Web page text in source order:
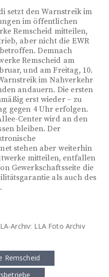
setzt den Warnstreik im
im öffentlichen
Remscheid mitteilen,
aber nicht die EWR
Demnach
Remscheid am
und am Freitag, 10.
im Nahverkehr
andauern. Die ersten
erst wieder – zu
gegen 4 Uhr erfolgen.
Center wird an den
bleiben. Der
stehen aber weiterhin
mitteilen, entfallen
Gewerkschaftsseite die
als auch des
Archiv: LLA Foto Archiv
Remscheid